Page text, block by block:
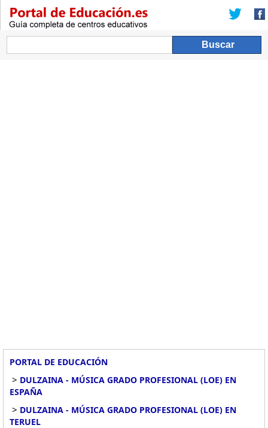
PORTAL DE EDUCACIÓN
> DULZAINA - MÚSICA GRADO PROFESIONAL (LOE) EN
ESPAÑA
> DULZAINA - MÚSICA GRADO PROFESIONAL (LOE) EN
TERUEL